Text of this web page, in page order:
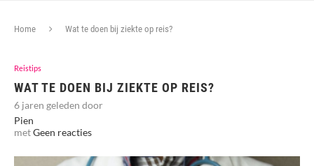
Home Wat te doen bij ziekte op reis?
Reistips
WAT TE DOEN BIJ ZIEKTE OP REIS?
6 jaren geleden door
Pien
metGeen reacties